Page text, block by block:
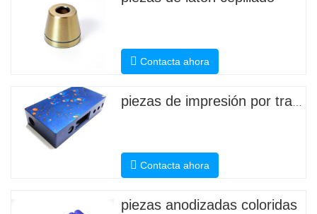
Contacta ahora
Contacta ahora
piezas anodizadas coloridas